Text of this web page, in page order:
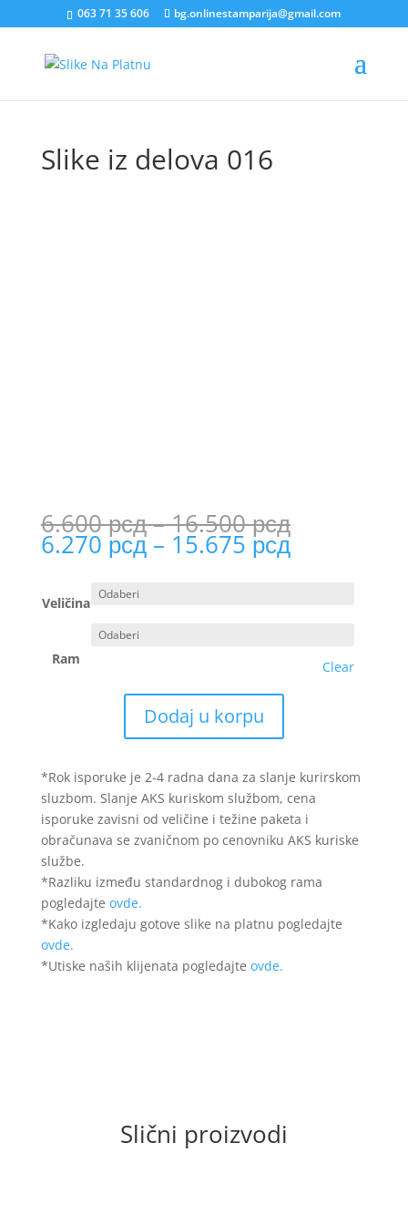
063 71 35 606 bg.onlinestamparija@gmail.com
Slike iz delova 016
6.600рсд–16.500рсдPrice
range:
6.600 рсд
6.270 рсд – 15.675 рсдPrice
range:
Veličina
Ram Clear
Dodaj u korpu
*Rok isporuke je 2-4 radna dana za slanje kurirskom
sluzbom. Slanje AKS kuriskom službom, cena
isporuke zavisni od veličine i težine paketa i
obračunava se zvaničnom po cenovniku AKS kuriske
službe.
*Razliku između standardnog i dubokog rama
pogledajte ovde.
*Kako izgledaju gotove slike na platnu pogledajte
ovde.
*Utiske naših klijenata pogledajte ovde.
Slični proizvodi